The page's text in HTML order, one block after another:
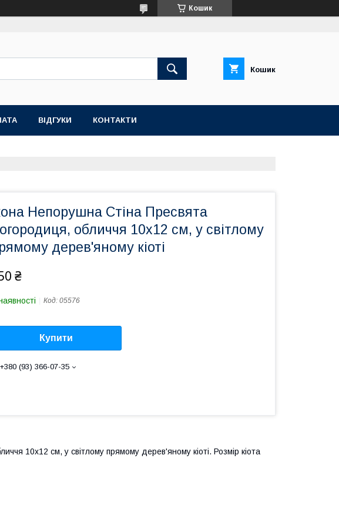
Кошик
Кошик
ВІДГУКИ КОНТАКТИ
Непорушна Стіна Пресвята
обличчя 10х12 см, у світлому
дерев'яному кіоті
₴
Код: 05576
Купити
+380 (93) 366-07-35
10х12 см, у світлому прямому дерев'яному кіоті. Розмір кіота